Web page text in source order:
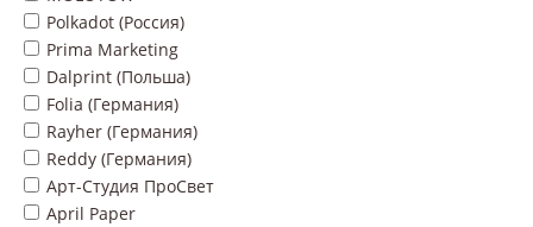
Polkadot (Россия)
Prima Marketing
Dalprint (Польша)
Folia (Германия)
Rayher (Германия)
Reddy (Германия)
Арт-Студия ПроСвет
April Paper